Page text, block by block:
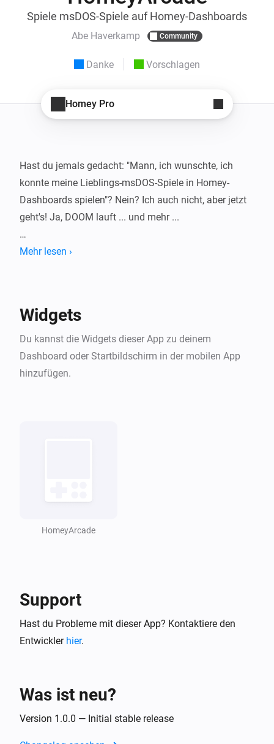
Spiele msDOS-Spiele auf Homey-Dashboards
Abe Haverkamp Community
Danke Vorschlagen
Homey Pro
Hast du jemals gedacht: "Mann, ich wunschte, ich
konnte meine Lieblings-msDOS-Spiele in Homey-
Dashboards spielen"? Nein? Ich auch nicht, aber jetzt
geht's! Ja, DOOM lauft ... und mehr ...
HomeyArcade verwandelt dein Dashboard in eine
Skin auswahlen und direkt in Homey loslegen.
Alle enthaltenen Titel sind historische
Shareware-/Freeware-Distributionen ihrer
Mehr lesen ›
Widgets
Du kannst die Widgets dieser App zu deinem
Dashboard oder Startbildschirm in der mobilen App
hinzufügen.
HomeyArcade
Support
Hast du Probleme mit dieser App? Kontaktiere den
Entwickler hier.
Was ist neu?
Version 1.0.0 — Initial stable release